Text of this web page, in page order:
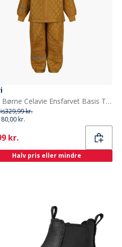
Celavi Børne Celavie Ensfarvet Basis Termosæt Buckthorn Brown
329,99 kr.
kr.
kr.
Halv pris eller mindre